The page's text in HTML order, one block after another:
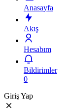
Anasayfa
Akış
Hesabım
Bildirimler
0
Giriş Yap